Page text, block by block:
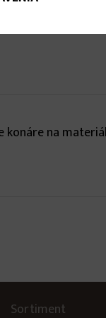
konáre na
Sortiment